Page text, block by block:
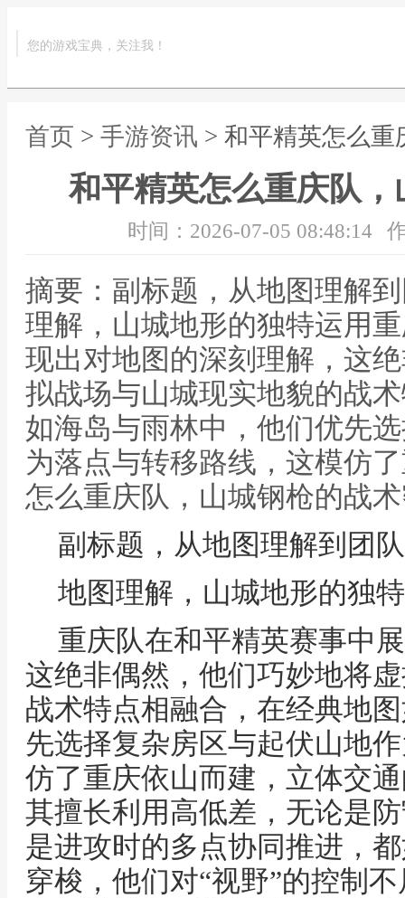
您的游戏宝典，关注我！
首页 > 手游资讯 > 和平精英怎么
和平精英怎么重庆队
时间：2026-07-05 08:48:14
摘要：副标题，从地图理解
理解，山城地形的独特运用
现出对地图的深刻理解，这
拟战场与山城现实地貌的战
如海岛与雨林中，他们优先
为落点与转移路线，这模仿
怎么重庆队，山城钢枪的战
副标题，从地图理解到团
地图理解，山城地形的独
重庆队在和平精英赛事中
这绝非偶然，他们巧妙地将
战术特点相融合，在经典地
先选择复杂房区与起伏山地
仿了重庆依山而建，立体交
其擅长利用高低差，无论是
是进攻时的多点协同推进，
穿梭，他们对“视野”的控制